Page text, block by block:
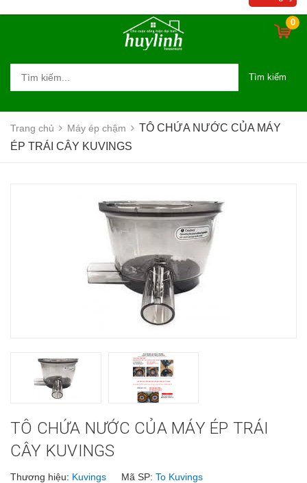
0
Tìm kiếm
Trang chủ Máy ép chậm
TÔ CHỨA NƯỚC CỦA MÁY
ÉP TRÁI CÂY KUVINGS
TÔ CHỨA NƯỚC CỦA MÁY ÉP TRÁI
CÂY KUVINGS
Thương hiệu: Kuvings Mã SP: To Kuvings